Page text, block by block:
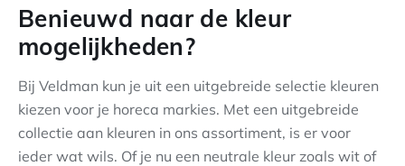
Benieuwd naar de kleur
mogelijkheden?
Bij Veldman kun je uit een uitgebreide selectie kleuren
kiezen voor je horeca markies. Met een uitgebreide
collectie aan kleuren in ons assortiment, is er voor
ieder wat wils. Of je nu een neutrale kleur zoals wit of